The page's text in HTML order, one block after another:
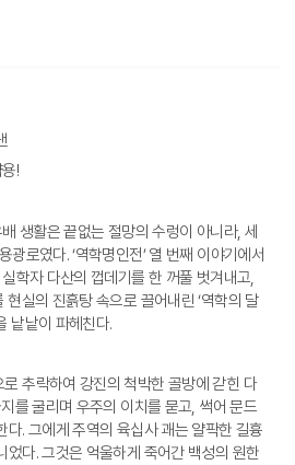
!
생활은 끝없는 절망의 수렁이 아니라, 세
로였다. ‘역학명인전’ 열 번째 이야기에서
학자 다산의 껍데기를 한 꺼풀 벗겨내고,
실의 진흙탕 속으로 끌어내린 ‘역학의 달
낱낱이 파헤친다.
추락하여 강진의 척박한 골방에 갇힌 다
를 굴리며 우주의 이치를 묻고, 썩어 문드
다. 그에게 주역의 육십사 괘는 얄팍한 길흉
었다. 그것은 억울하게 죽어간 백성의 원한